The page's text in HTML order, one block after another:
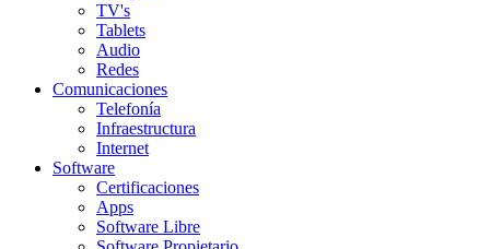
TV's
Tablets
Audio
Redes
Comunicaciones
Telefonía
Infraestructura
Internet
Software
Certificaciones
Apps
Software Libre